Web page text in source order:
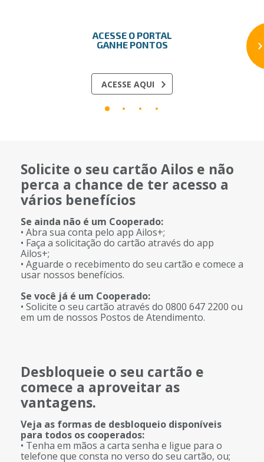
ACESSE O PORTAL
GANHE PONTOS​
ACESSE AQUI
Solicite o seu cartão Ailos e não
perca a chance de ter acesso a
vários benefícios
Se ainda não é um Cooperado:
• Abra sua conta pelo app Ailos+;
• Faça a solicitação do cartão através do app
Ailos+;
• Aguarde o recebimento do seu cartão e comece a
usar nossos benefícios.
Se você já é um Cooperado:
• Solicite o seu cartão através do 0800 647 2200 ou
em um de nossos Postos de Atendimento.
Desbloqueie o seu cartão e
comece a aproveitar as
vantagens.
Veja as formas de desbloqueio disponíveis
para todos os cooperados:
• Tenha em mãos a carta senha e ligue para o
telefone que consta no verso do seu cartão, ou;